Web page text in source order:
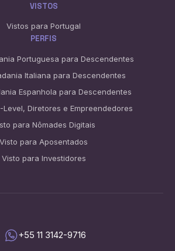
VISTOS
Vistos para Portugal
PERFIS
Portuguesa para Descendentes
Italiana para Descendentes
Espanhola para Descendentes
Diretores e Empreendedores
para Nômades Digitais
Visto para Aposentados
Visto para Investidores
+55 11 3142-9716